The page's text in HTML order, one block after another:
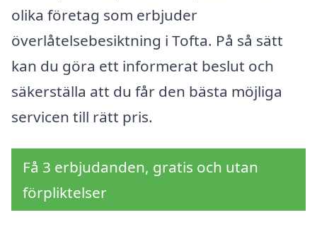
olika företag som erbjuder
överlåtelsebesiktning i Tofta. På så sätt
kan du göra ett informerat beslut och
säkerställa att du får den bästa möjliga
servicen till rätt pris.
Få 3 erbjudanden, gratis och utan
förpliktelser